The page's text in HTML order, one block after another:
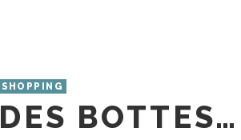
SHOPPING
DES